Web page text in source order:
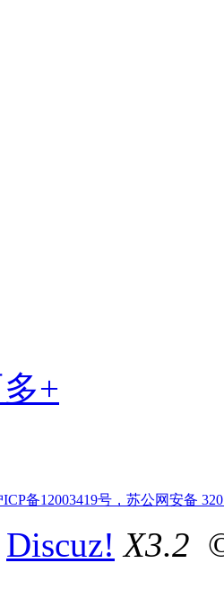
+
ICP备12003419号，苏公网安备
Discuz! X3.2